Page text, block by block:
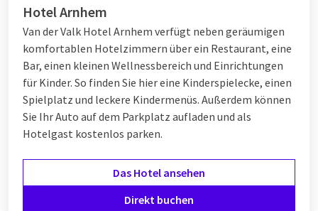
Hotel Arnhem
Van der Valk Hotel Arnhem verfügt neben geräumigen
komfortablen Hotelzimmern über ein Restaurant, eine
Bar, einen kleinen Wellnessbereich und Einrichtungen
für Kinder. So finden Sie hier eine Kinderspielecke, einen
Spielplatz und leckere Kindermenüs. Außerdem können
Sie Ihr Auto auf dem Parkplatz aufladen und als
Hotelgast kostenlos parken.
Das Hotel ansehen
Direkt buchen